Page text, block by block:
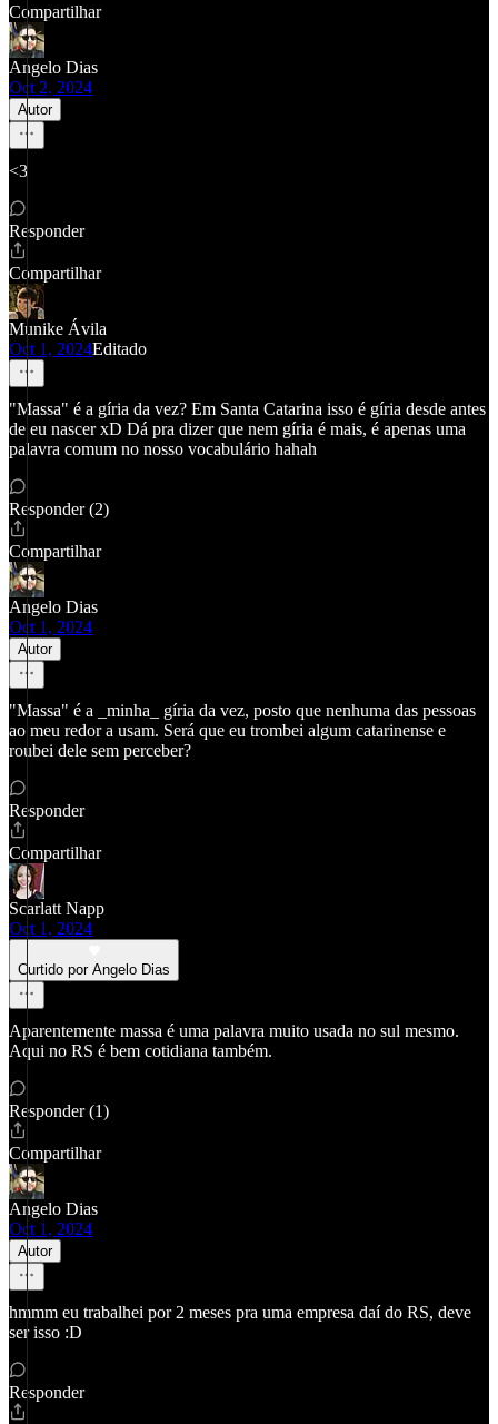
Compartilhar
Angelo Dias
Oct 2, 2024
Autor
<3
Responder
Compartilhar
Munike Ávila
Oct 1, 2024Editado
"Massa" é a gíria da vez? Em Santa Catarina isso é gíria desde antes
de eu nascer xD Dá pra dizer que nem gíria é mais, é apenas uma
palavra comum no nosso vocabulário hahah
Responder (2)
Compartilhar
Angelo Dias
Oct 1, 2024
Autor
"Massa" é a _minha_ gíria da vez, posto que nenhuma das pessoas
ao meu redor a usam. Será que eu trombei algum catarinense e
roubei dele sem perceber?
Responder
Compartilhar
Scarlatt Napp
Oct 1, 2024
Curtido por Angelo Dias
Aparentemente massa é uma palavra muito usada no sul mesmo.
Aqui no RS é bem cotidiana também.
Responder (1)
Compartilhar
Angelo Dias
Oct 1, 2024
Autor
hmmm eu trabalhei por 2 meses pra uma empresa daí do RS, deve
ser isso :D
Responder